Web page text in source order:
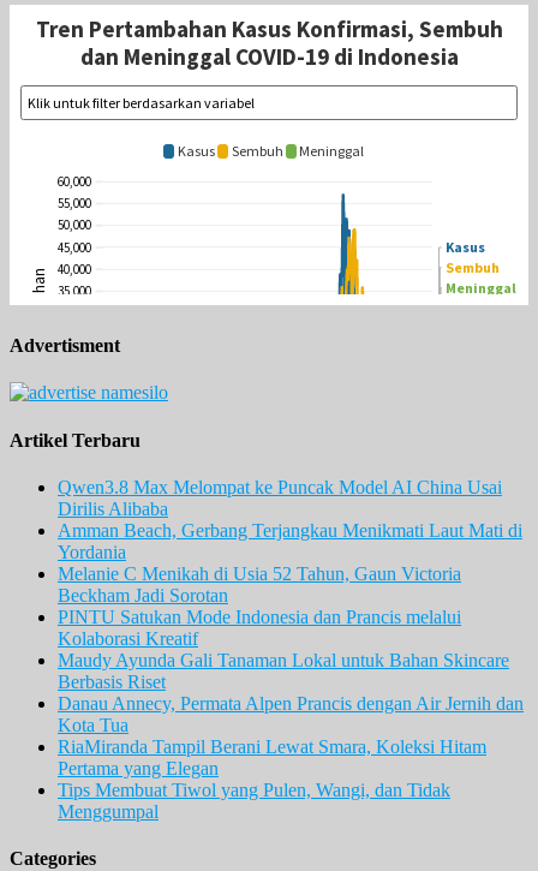
Advertisment
Artikel Terbaru
Qwen3.8 Max Melompat ke Puncak Model AI China Usai
Dirilis Alibaba
Amman Beach, Gerbang Terjangkau Menikmati Laut Mati di
Yordania
Melanie C Menikah di Usia 52 Tahun, Gaun Victoria
Beckham Jadi Sorotan
PINTU Satukan Mode Indonesia dan Prancis melalui
Kolaborasi Kreatif
Maudy Ayunda Gali Tanaman Lokal untuk Bahan Skincare
Berbasis Riset
Danau Annecy, Permata Alpen Prancis dengan Air Jernih dan
Kota Tua
RiaMiranda Tampil Berani Lewat Smara, Koleksi Hitam
Pertama yang Elegan
Tips Membuat Tiwol yang Pulen, Wangi, dan Tidak
Menggumpal
Categories